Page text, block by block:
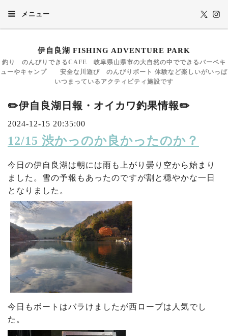
メニュー
伊自良湖 FISHING ADVENTURE PARK
釣り のんびりできるCAFE 岐阜県山県市の大自然の中でできるバーベキ
ューやキャンプ 安全な川遊び のんびりボート 体験など楽しいがいっぱ
いつまっているアクティビティ施設です
✏️伊自良湖日報・オイカワ釣果情報✏️
2024-12-15 20:35:00
12/15 渋かっのか良かったのか？
今日の伊自良湖は朝には雨も上がり曇り空から始まり
ました。雪の予報もあったのですが割と穏やかな一日
となりました。
今日もボートはバラけましたが西ロープは人気でし
た。